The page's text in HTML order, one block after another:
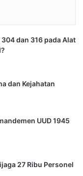
dan 316 pada Alat
dan Kejahatan
UUD 1945
27 Ribu Personel